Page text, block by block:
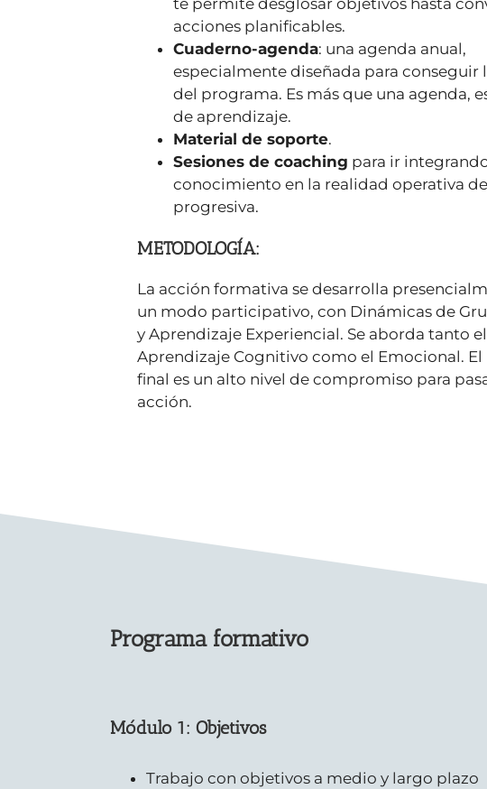
te permite desglosar objetivos hasta
acciones planificables.
Cuaderno-agenda: una agenda anual,
especialmente diseñada para conseguir
del programa. Es más que una agenda,
de aprendizaje.
Material de soporte.
Sesiones de coaching para ir
conocimiento en la realidad operativa
progresiva.
METODOLOGÍA:
La acción formativa se desarrolla
un modo participativo, con Dinámicas de
y Aprendizaje Experiencial. Se aborda tanto el
Aprendizaje Cognitivo como el Emocional. El
final es un alto nivel de compromiso para
acción.
Programa formativo
Módulo 1: Objetivos
Trabajo con objetivos a medio y largo plazo